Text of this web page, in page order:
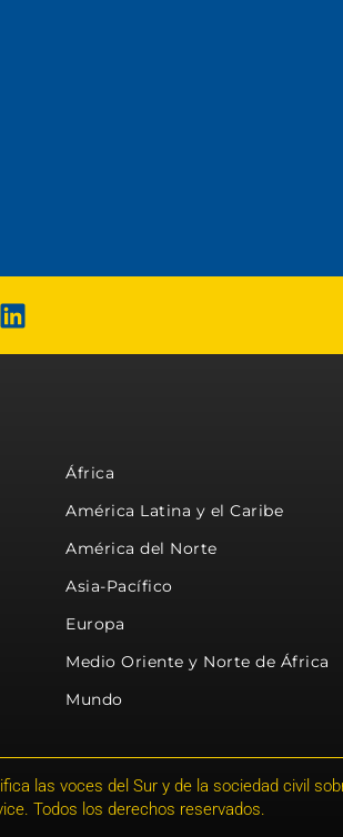
África
América Latina y el Caribe
América del Norte
Asia-Pacífico
Europa
Medio Oriente y Norte de África
Mundo
las voces del Sur y de la sociedad civil
Todos los derechos reservados.